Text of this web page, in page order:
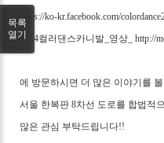
https://ko-kr.facebook.com/
2014컬러댄스카니발_영상_http://
에 방문하시면 더 많은 이야기를
서울 한복판 8차선 도로를 합법적
많은 관심 부탁드립니다!!
목록
열기